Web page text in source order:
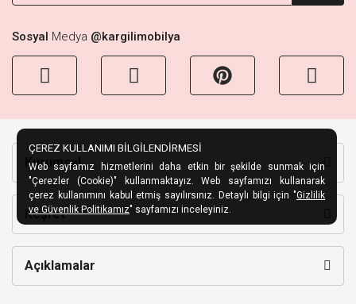
Sosyal Medya @kargilimobilya
Kurumsal
Keşfet
Açıklamalar
ÇEREZ KULLANIMI BİLGİLENDİRMESİ
Web sayfamız hizmetlerini daha etkin bir şekilde sunmak için
"Çerezler (Cookie)" kullanmaktayız. Web sayfamızı kullanarak
çerez kullanımını kabul etmiş sayılırsınız. Detaylı bilgi için "Gizlilik
ve Güvenlik Politikamız" sayfamızı inceleyiniz.